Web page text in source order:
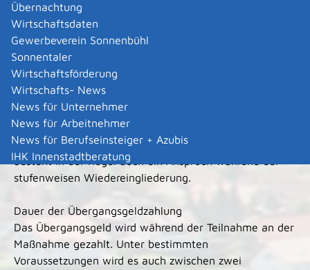
Übernachtung
Wirtschaftsdaten
Gewerbeverein Sonnenbühl
Sonnentaler
Wirtschaftsförderung
Wirtschafts- News
News für Unternehmer
News für Arbeitnehmer
News für Berufseinsteiger + Azubis
IHK Innenstadtberatung
Stufenweise Wiedereingliederung
Wurde eine Leistung zur medizinischen Rehabilitation
von der gesetzlichen Rentenversicherung durchgeführt,
ist unter bestimmten Voraussetzungen danach eine
stufenweise Wiedereingliederung am bisherigen
Arbeitsplatz möglich. Die Arbeitszeit wird hierbei
schrittweise gesteigert, bis wieder die volle
Leistungsfähigkeit erreicht wird.
Bestand zuvor ein Anspruch auf Übergangsgeld,
besteht in der Regel auch ein Anspruch während der
stufenweisen Wiedereingliederung.
Dauer der Übergangsgeldzahlung
Das Übergangsgeld wird während der Teilnahme an der
Maßnahme gezahlt. Unter bestimmten
Voraussetzungen wird es auch zwischen zwei